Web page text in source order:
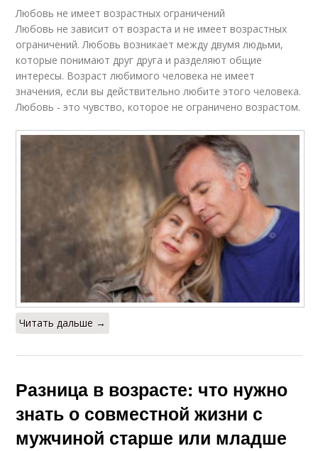
Любовь не имеет возрастных ограничений
Любовь не зависит от возраста и не имеет возрастных
ограничений. Любовь возникает между двумя людьми,
которые понимают друг друга и разделяют общие
интересы. Возраст любимого человека не имеет
значения, если вы действительно любите этого человека.
Любовь - это чувство, которое не ограничено возрастом.
Читать дальше →
Разница в возрасте: что нужно
знать о совместной жизни с
мужчиной старше или младше